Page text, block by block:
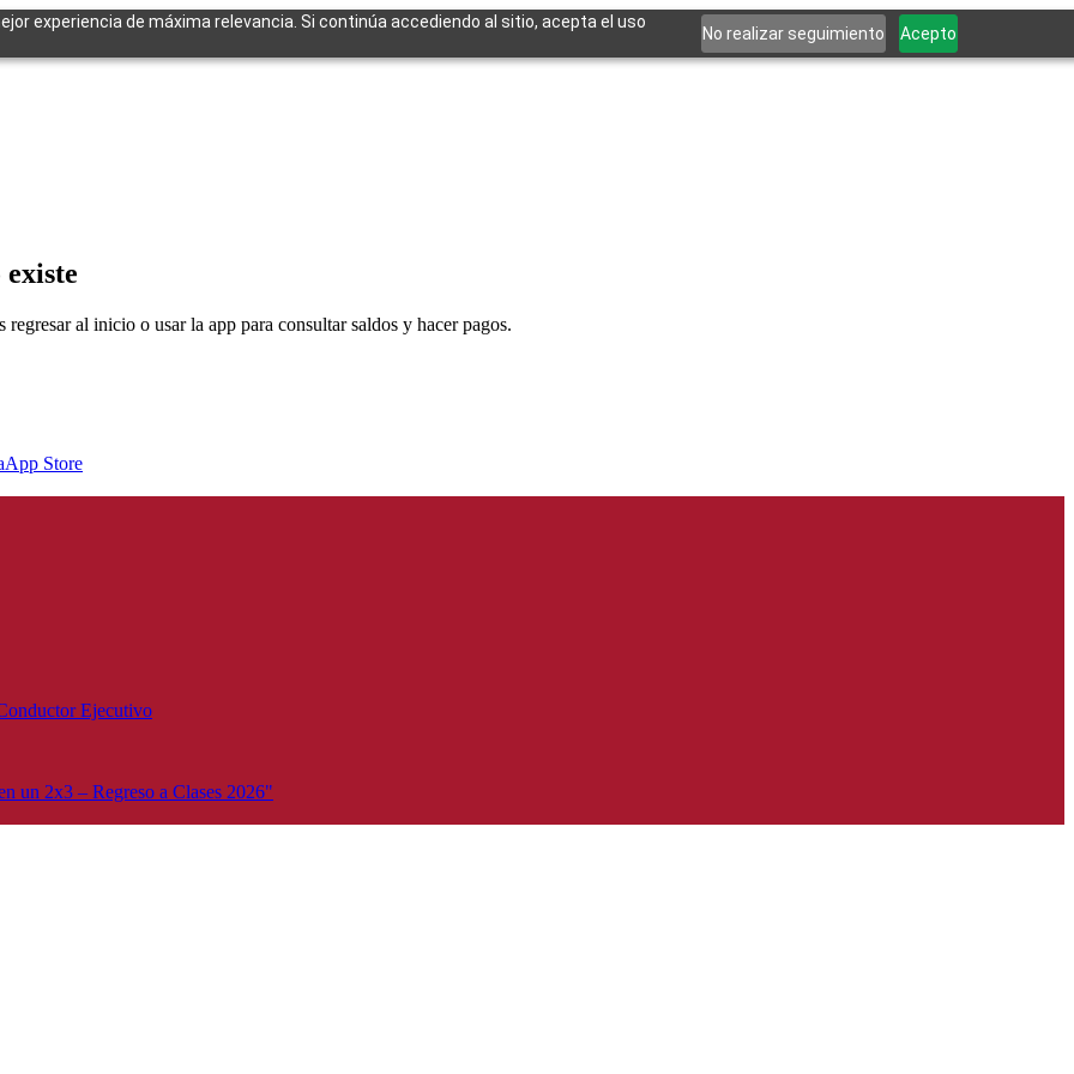
experiencia de máxima relevancia. Si continúa accediendo al sitio, acepta el uso
No realizar seguimiento Acepto
al inicio o usar la app para consultar saldos y hacer pagos.
App Store
Ejecutivo
un 2x3 – Regreso a Clases 2026"